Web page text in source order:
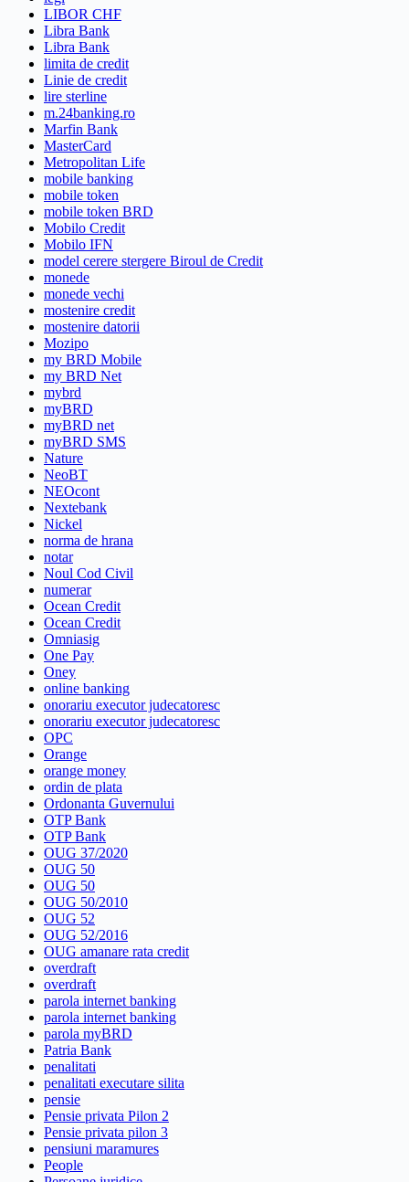
LIBOR CHF
Libra Bank
Libra Bank
limita de credit
Linie de credit
lire sterline
m.24banking.ro
Marfin Bank
MasterCard
Metropolitan Life
mobile banking
mobile token
mobile token BRD
Mobilo Credit
Mobilo IFN
model cerere stergere Biroul de Credit
monede
monede vechi
mostenire credit
mostenire datorii
Mozipo
my BRD Mobile
my BRD Net
mybrd
myBRD
myBRD net
myBRD SMS
Nature
NeoBT
NEOcont
Nextebank
Nickel
norma de hrana
notar
Noul Cod Civil
numerar
Ocean Credit
Ocean Credit
Omniasig
One Pay
Oney
online banking
onorariu executor judecatoresc
onorariu executor judecatoresc
OPC
Orange
orange money
ordin de plata
Ordonanta Guvernului
OTP Bank
OTP Bank
OUG 37/2020
OUG 50
OUG 50
OUG 50/2010
OUG 52
OUG 52/2016
OUG amanare rata credit
overdraft
overdraft
parola internet banking
parola internet banking
parola myBRD
Patria Bank
penalitati
penalitati executare silita
pensie
Pensie privata Pilon 2
Pensie privata pilon 3
pensiuni maramures
People